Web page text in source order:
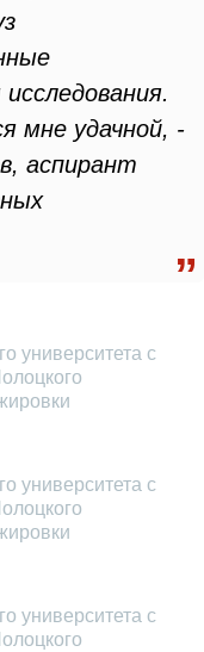
мне удачной, -
аспирант
университета с
университета с
университета с